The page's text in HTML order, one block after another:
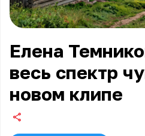
Елена
весь спектр
новом клипе